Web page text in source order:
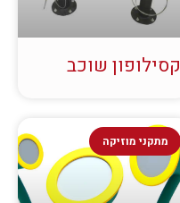
קסילופון שוכב
מתקני מוזיקה